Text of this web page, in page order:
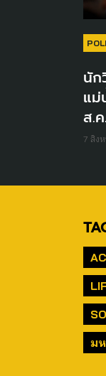
นัก
แม่
ส.
7 สิง
ม